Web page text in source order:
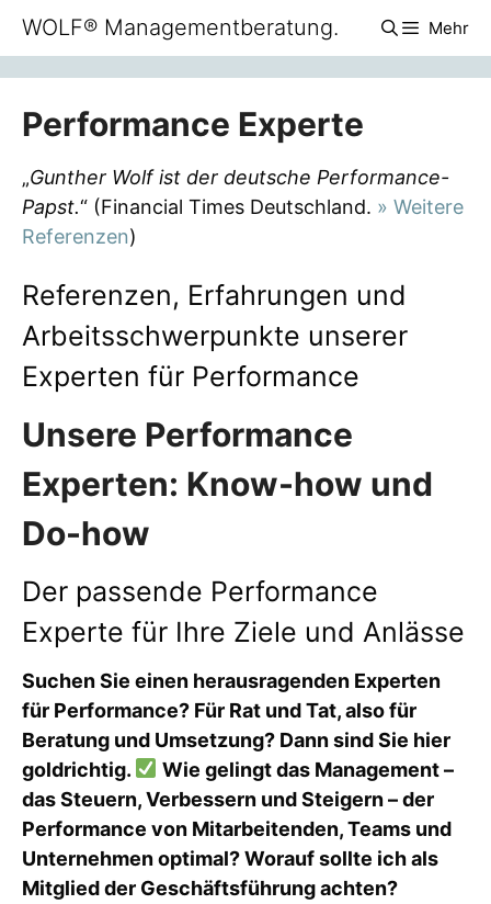
Zum
Inhalt
springen
WOLF® Managementberatung. Mehr
Performance Experte
„Gunther Wolf ist der deutsche Performance-
Papst.“ (Financial Times Deutschland. » Weitere
Referenzen)
Referenzen, Erfahrungen und
Arbeitsschwerpunkte unserer
Experten für Performance
Unsere Performance
Experten: Know-how und
Do-how
Der passende Performance
Experte für Ihre Ziele und Anlässe
Suchen Sie einen herausragenden Experten
für Performance? Für Rat und Tat, also für
Beratung und Umsetzung? Dann sind Sie hier
goldrichtig.
Wie gelingt das Management –
das Steuern, Verbessern und Steigern – der
Performance von Mitarbeitenden, Teams und
Unternehmen optimal? Worauf sollte ich als
Mitglied der Geschäftsführung achten?